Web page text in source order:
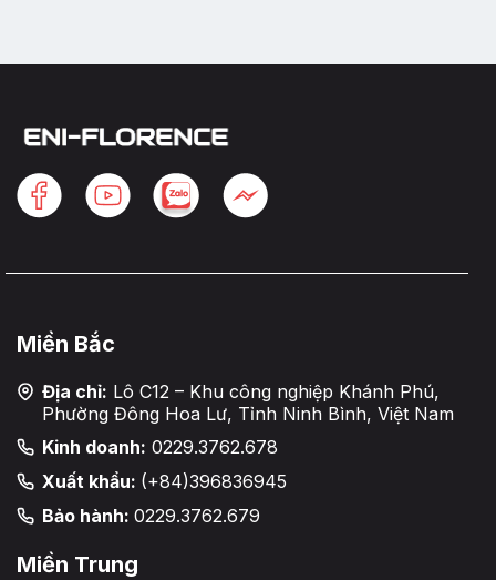
Miền Bắc
Địa chỉ: Lô C12 – Khu công nghiệp Khánh Phú,
Phường Đông Hoa Lư, Tỉnh Ninh Bình, Việt Nam
Kinh doanh: 0229.3762.678
Xuất khẩu: (+84)396836945
Bảo hành: 0229.3762.679
Miền Trung